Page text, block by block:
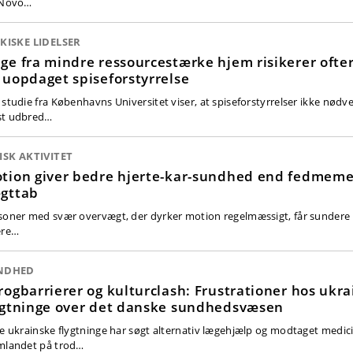
LIDELSER
fra mindre ressourcestærke hjem risikerer
spiseforstyrrelse
fra Københavns Universitet viser, at spiseforstyrrelser ikke
udbred…
AKTIVITET
giver bedre hjerte-kar-sundhed end
med svær overvægt, der dyrker motion regelmæssigt, får sundere
og kulturclash: Frustrationer hos
over det danske sundhedsvæsen
ukrainske flygtninge har søgt alternativ lægehjælp og modtaget
på trod…